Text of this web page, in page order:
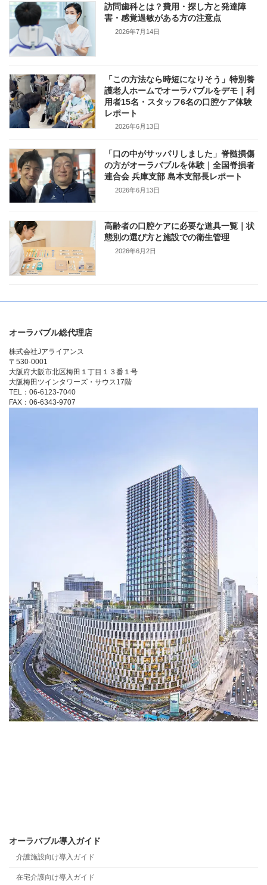
訪問歯科とは？費用・探し方と発達障
害・感覚過敏がある方の注意点
2026年7月14日
「この方法なら時短になりそう」特別養
護老人ホームでオーラバブルをデモ｜利
用者15名・スタッフ6名の口腔ケア体験
レポート
2026年6月13日
「口の中がサッパリしました」脊髄損傷
の方がオーラバブルを体験｜全国脊損者
連合会 兵庫支部 島本支部長レポート
2026年6月13日
高齢者の口腔ケアに必要な道具一覧｜状
態別の選び方と施設での衛生管理
2026年6月2日
オーラバブル総代理店
株式会社Jアライアンス
〒530-0001
大阪府大阪市北区梅田１丁目１３番１号
大阪梅田ツインタワーズ・サウス17階
TEL：06-6123-7040
FAX：06-6343-9707
オーラバブル導入ガイド
介護施設向け導入ガイド
在宅介護向け導入ガイド